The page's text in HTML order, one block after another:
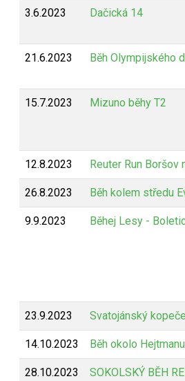
3.6.2023 Dačická 14
21.6.2023 Běh Olympijského
15.7.2023 Mizuno běhy T2
12.8.2023 Reuter Run Boršov
26.8.2023 Běh kolem středu
9.9.2023 Běhej Lesy -
23.9.2023 Svatojánský
14.10.2023 Běh okolo
28.10.2023 SOKOLSKÝ BĚH